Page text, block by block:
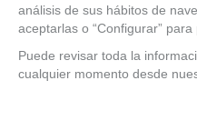
¿Ya lo notáis?El amor esta en
San Valentínestá a la vuelta de
análisis de sus hábitos de
aceptarlas o “Configurar”
Puede revisar toda la
cualquier momento desde